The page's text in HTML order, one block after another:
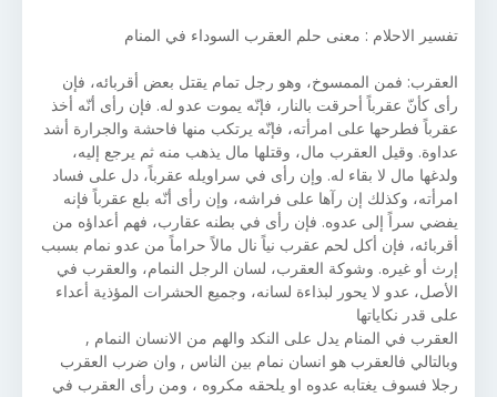
تفسير الاحلام : معنى حلم العقرب السوداء في المنام
العقرب: فمن الممسوخ، وهو رجل تمام يقتل بعض أقربائه، فإن
رأى كأنّ عقرباً أحرقت بالنار، فإنّه يموت عدو له. فإن رأى أنّه أخذ
عقرباً فطرحها على امرأته، فإنّه يرتكب منها فاحشة والجرارة أشد
عداوة. وقيل العقرب مال، وقتلها مال يذهب منه ثم يرجع إليه،
ولدغها مال لا بقاء له. وإن رأى في سراويله عقرباً، دل على فساد
امرأته، وكذلك إن رآها على فراشه، وإن رأى أنّه بلع عقرباً فإنه
يفضي سراً إلى عدوه. فإن رأى في بطنه عقارب، فهم أعداؤه من
أقربائه، فإن أكل لحم عقرب نياً نال مالاً حراماً من عدو نمام بسبب
إرث أو غيره. وشوكة العقرب، لسان الرجل النمام، والعقرب في
الأصل، عدو لا يحور لبذاءة لسانه، وجميع الحشرات المؤذية أعداء
على قدر نكاياتها
العقرب في المنام يدل على النكد والهم من الانسان النمام ,
وبالتالي فالعقرب هو انسان نمام بين الناس , وان ضرب العقرب
رجلا فسوف يغتابه عدوه او يلحقه مكروه ، ومن رأى العقرب في